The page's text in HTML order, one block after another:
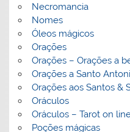
Necromancia
Nomes
Óleos mágicos
Orações
Orações – Orações a
Orações a Santo
Orações aos Santos &
Oráculos
Oráculos – Tarot on
Poções mágicas